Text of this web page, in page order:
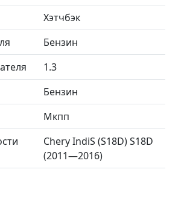
Хэтчбэк
Бензин
1.3
Бензин
Мкпп
Chery IndiS (S18D) S18D
(2011—2016)